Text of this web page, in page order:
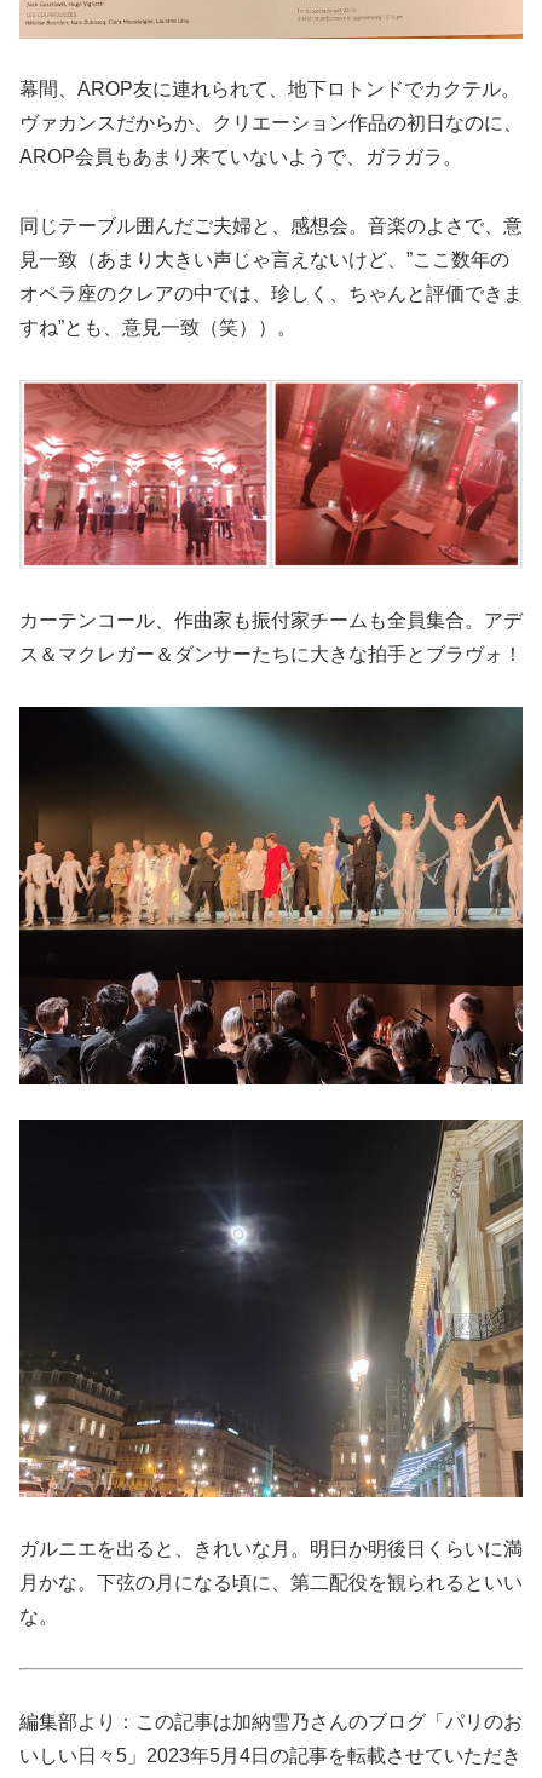
幕間、AROP友に連れられて、地下ロトンドでカクテル。
ヴァカンスだからか、クリエーション作品の初日なのに、
AROP会員もあまり来ていないようで、ガラガラ。
同じテーブル囲んだご夫婦と、感想会。音楽のよさで、意
見一致（あまり大きい声じゃ言えないけど、”ここ数年の
オペラ座のクレアの中では、珍しく、ちゃんと評価できま
すね”とも、意見一致（笑））。
カーテンコール、作曲家も振付家チームも全員集合。アデ
ス＆マクレガー＆ダンサーたちに大きな拍手とブラヴォ！
ガルニエを出ると、きれいな月。明日か明後日くらいに満
月かな。下弦の月になる頃に、第二配役を観られるといい
な。
編集部より：この記事は加納雪乃さんのブログ「パリのお
いしい日々5」2023年5月4日の記事を転載させていただき